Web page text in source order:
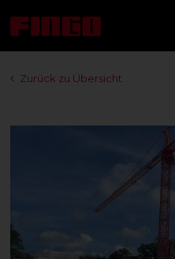
Zurück zu Übersicht